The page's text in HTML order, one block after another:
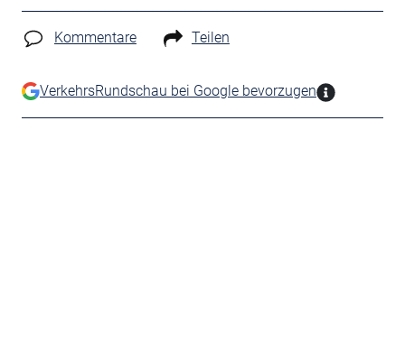
Kommentare Teilen
VerkehrsRundschau bei Google bevorzugen